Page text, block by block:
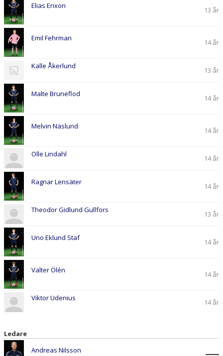
Elias Erixon 13 år
Emil Fehrman 14 år
Kalle Åkerlund 13 år
Malte Bruneflod 14 år
Melvin Näslund 14 år
Olle Lindahl 14 år
Ragnar Lensäter 14 år
Theodor Gidlund Gullfors 13 år
Uno Eklund Staf 14 år
Valter Ölén 14 år
Viktor Udenius 14 år
Ledare
Andreas Nilsson